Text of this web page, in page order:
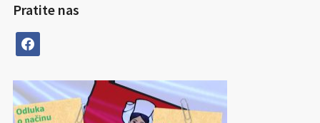
Pratite nas
facebook